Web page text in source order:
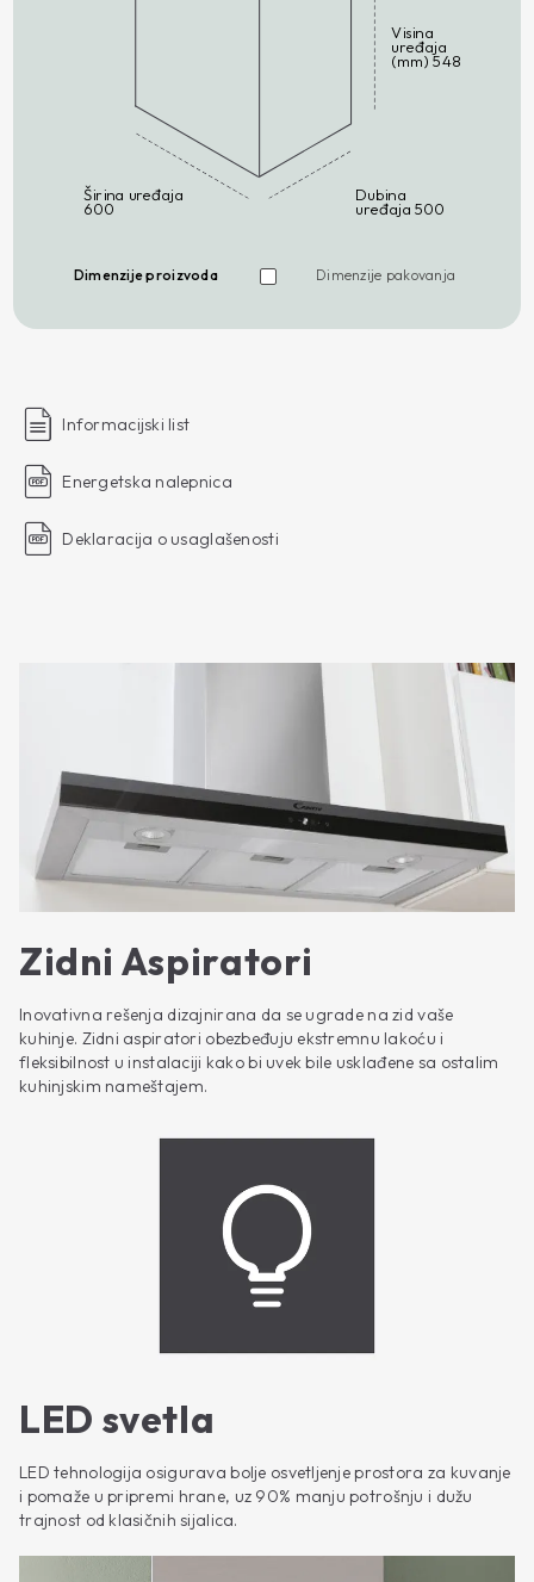
Visina
uređaja
(mm) 548
Dubina
uređaja 500
Širina uređaja
600
Dimenzije proizvoda Dimenzije pakovanja
Informacijski list
Energetska nalepnica
Deklaracija o usaglašenosti
Zidni Aspiratori
Inovativna rešenja dizajnirana da se ugrade na zid vaše
kuhinje. Zidni aspiratori obezbeđuju ekstremnu lakoću i
fleksibilnost u instalaciji kako bi uvek bile usklađene sa ostalim
kuhinjskim nameštajem.
LED svetla
LED tehnologija osigurava bolje osvetljenje prostora za kuvanje
i pomaže u pripremi hrane, uz 90% manju potrošnju i dužu
trajnost od klasičnih sijalica.